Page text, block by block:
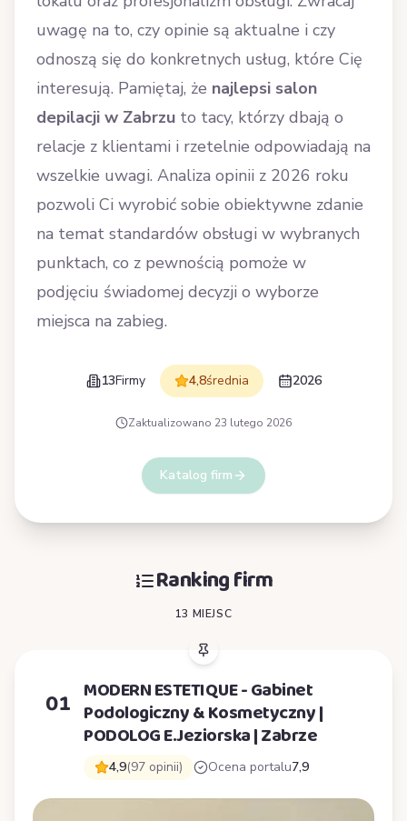
uwagę na to, czy opinie są aktualne i czy
odnoszą się do konkretnych usług, które Cię
interesują. Pamiętaj, że najlepsi salon
depilacji w Zabrzu to tacy, którzy dbają o
relacje z klientami i rzetelnie odpowiadają na
wszelkie uwagi. Analiza opinii z 2026 roku
pozwoli Ci wyrobić sobie obiektywne zdanie
na temat standardów obsługi w wybranych
punktach, co z pewnością pomoże w
podjęciu świadomej decyzji o wyborze
miejsca na zabieg.
13Firmy 4,8średnia 2026
Zaktualizowano 23 lutego 2026
Katalog firm
Ranking firm
13 MIEJSC
01 MODERN ESTETIQUE - Gabinet
Podologiczny & Kosmetyczny |
PODOLOG E.Jeziorska | Zabrze
4,9(97 opinii) Ocena portalu7,9